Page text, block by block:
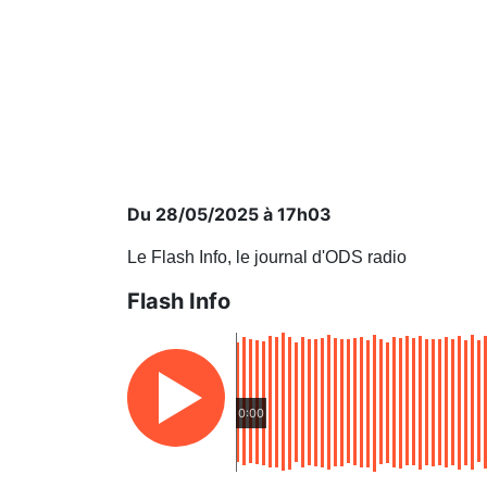
Du 28/05/2025 à 17h03
Le Flash Info, le journal d'ODS radio
Flash Info
0:00